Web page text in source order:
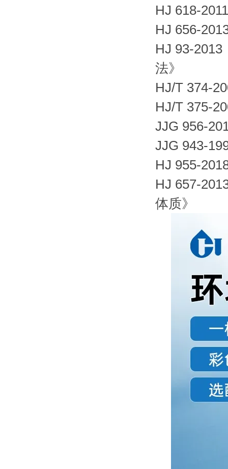
HJ 618-
HJ 656-
HJ 93-
法》
HJ/T 374-
HJ/T 375-
JJG 956-
JJG 943-
HJ 955-
HJ 657-
体质》